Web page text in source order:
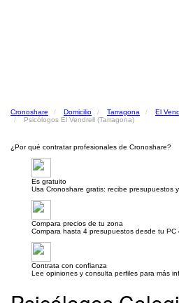
Cronoshare Domicilio Tarragona El
Psicólogos El Vendrell (Tarragona)
¿Por qué contratar profesionales de Cronoshare?
Es gratuito
Usa Cronoshare gratis: recibe presupuestos
Compara precios de tu zona
Compara hasta 4 presupuestos desde tu PC
Contrata con confianza
Lee opiniones y consulta perfiles para más